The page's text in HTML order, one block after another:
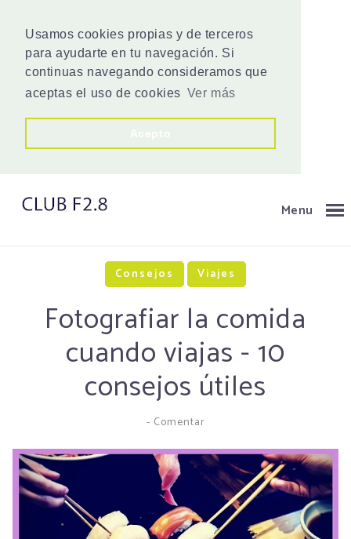
Usamos cookies propias y de terceros
para ayudarte en tu navegación. Si
continuas navegando consideramos que
aceptas el uso de cookies Ver más
Menu
Consejos Viajes
Fotografiar la comida
cuando viajas - 10
consejos útiles
- Comentar